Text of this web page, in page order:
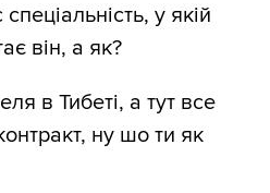
у якій
він, а як?
в Тибеті, а тут все
ну шо ти як